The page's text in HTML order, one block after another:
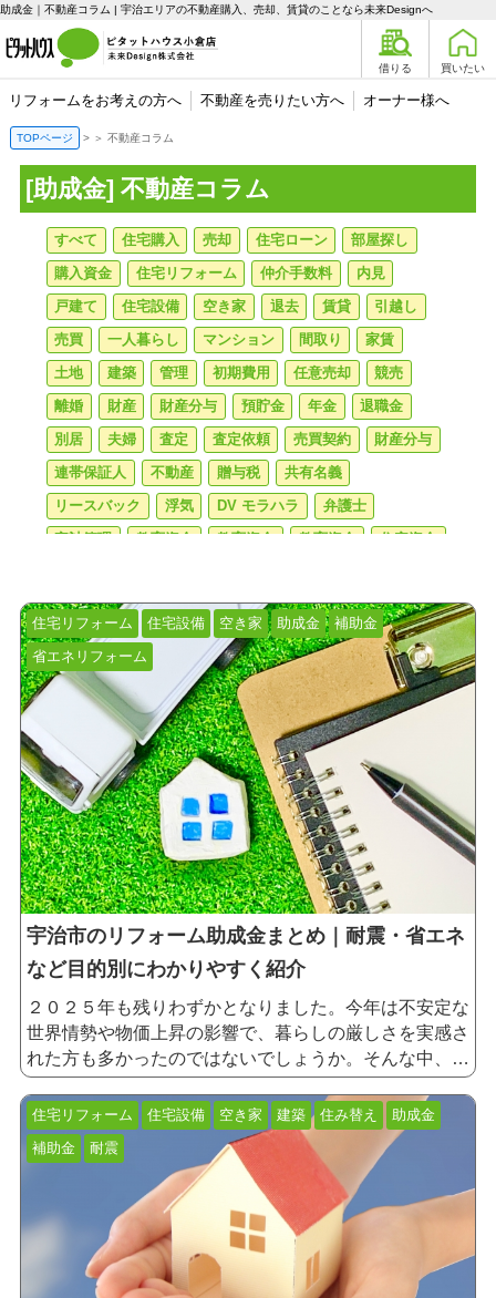
助成金｜不動産コラム | 宇治エリアの不動産購入、売却、賃貸のことなら未来Designへ
借りる 買いたい
リフォームをお考えの方へ 不動産を売りたい方へ オーナー様へ
TOPページ ＞ 不動産コラム
[助成金] 不動産コラム
すべて 住宅購入 売却 住宅ローン
部屋探し
購入資金
住宅リフォーム 仲介手数料
内見
戸建て
住宅設備 空き家 退去 賃貸
引越し
売買
一人暮らし マンション 間取り
家賃
土地
建築 管理 初期費用 任意売却
競売
離婚
財産 財産分与 預貯金 年金
退職金
別居
夫婦 査定 査定依頼 売買契約
財産分与
連帯保証人
不動産 贈与税
共有名義
リースバック
浮気 DV モラハラ
弁護士
家計管理
教育資金 教育資金 教育資金
住宅資金
副業
個人事業主 医療費控除
不動産売却
マンション売却
譲渡所得税
住み替え
住み替えローン
ダブルローン
シングルマザー
助成金
補助金 児童手当 住宅手当
ひとり親
学資保険 医療保険
がん保険
収入保障保険
就業不能保険 死亡保険
不正受給
離婚
慰謝料 カウンセラー 離婚相談
借金
スピード離婚
相続 中古住宅 売却
不動産相続
遺言状
相続税 終活 老後
エンディングノート
遺産相続
デジタル終活 後見人
管理会社
敷金礼金
不動産会社 フリーレント
退去費用
火災保険
独身女性 マンション購入
資金計画
家庭内別居 熟年離婚
公正証書
離婚公正証書
ひとり親控除 扶養控除
会計ソフト
e-Tax
フリーランス 確定申告の準備
空き家バンク
省エネ
省エネリフォーム 介護 防犯対策
耐震
宇治市
地価 実家じまい フラット35
住宅リフォーム 住宅設備 空き家 助成金
補助金
省エネリフォーム
宇治市のリフォーム助成金まとめ｜耐震・省エネ
など目的別にわかりやすく紹介
２０２５年も残りわずかとなりました。今年は不安定な
世界情勢や物価上昇の影響で、暮らしの厳しさを実感さ
れた方も多かったのではないでしょうか。そんな中、今
回のテーマは「リフォーム」です。 「こんな時期に無
理にリフォームしなくてもいいのでは」「傷んでいても
住めるうちは後回しで…」と考える方もいらっしゃるか
もしれません。しかし、住宅の老朽化は放置すると加速
度的に進行し、暮らしの快適性や安全性を損ねる恐れが
あります。 一方で、宇治市では現在、住宅リフォーム
を後押しする助成制度が充実しており、費用を大幅に抑
えながら工事を行える絶好のタイミングでもあります。
宇治市の助成金を活用し、リフォームを実現しましょ
住宅リフォーム 住宅設備 空き家 建築 住み替え
助成金
補助金
耐震